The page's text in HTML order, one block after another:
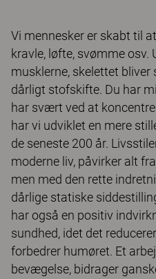
Vi mennesker er skabt til
kravle, løfte, svømme
musklerne, skelettet bliver
dårligt stofskifte. Du har
har svært ved at
har vi udviklet en mere
de seneste 200 år.
moderne liv, påvirker alt
men med den rette
dårlige statiske
har også en positiv
sundhed, idet det
forbedrer humøret. Et
bevægelse, bidrager